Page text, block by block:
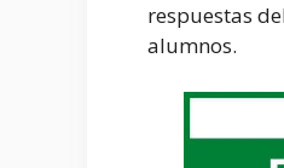
respuestas
alumnos.